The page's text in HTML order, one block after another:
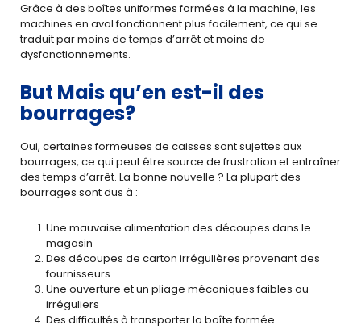
Grâce à des boîtes uniformes formées à la machine, les
machines en aval fonctionnent plus facilement, ce qui se
traduit par moins de temps d’arrêt et moins de
dysfonctionnements.
But Mais qu’en est-il des
bourrages?
Oui, certaines formeuses de caisses sont sujettes aux
bourrages, ce qui peut être source de frustration et entraîner
des temps d’arrêt. La bonne nouvelle ? La plupart des
bourrages sont dus à :
Une mauvaise alimentation des découpes dans le
magasin
Des découpes de carton irrégulières provenant des
fournisseurs
Une ouverture et un pliage mécaniques faibles ou
irréguliers
Des difficultés à transporter la boîte formée